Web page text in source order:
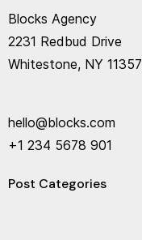
Blocks Agency
2231 Redbud Drive
Whitestone, NY 11357
hello@blocks.com
+1 234 5678 901
Post Categories